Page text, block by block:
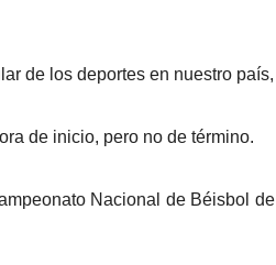
de los deportes en nuestro país,
de inicio, pero no de término.
Nacional de Béisbol de